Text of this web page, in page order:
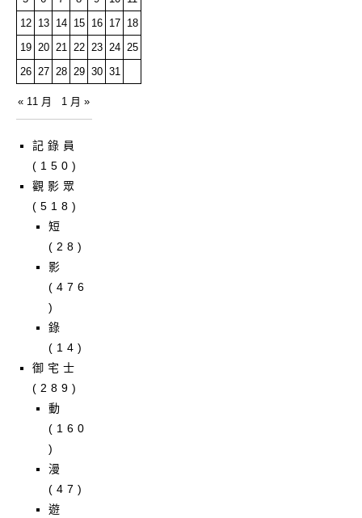
12
13 14 15 16 17
18
19
20 21 22 23 24
25
26
27 28 29 30 31
« 11 月 1 月 »
記錄員
(150)
觀影眾
(518)
短
(28)
影
(476
)
錄
(14)
御宅士
(289)
動
(160
)
漫
(47)
遊